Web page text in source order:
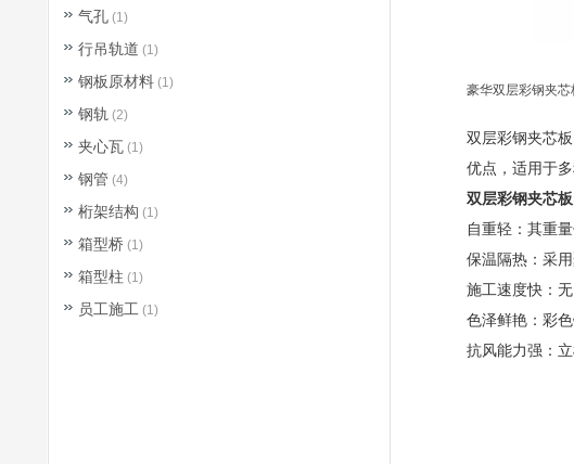
豪华双层彩钢夹芯
双层彩钢夹芯
优点，适用于
双层彩钢夹芯
‌自重轻‌ ：其重
‌保温隔热‌ ：采
‌施工速度快‌ ：
‌色泽鲜艳‌ ：彩
‌抗风能力强‌ ：
气孔 (1)
行吊轨道 (1)
钢板原材料 (1)
钢轨 (2)
夹心瓦 (1)
钢管 (4)
桁架结构 (1)
箱型桥 (1)
箱型柱 (1)
员工施工 (1)